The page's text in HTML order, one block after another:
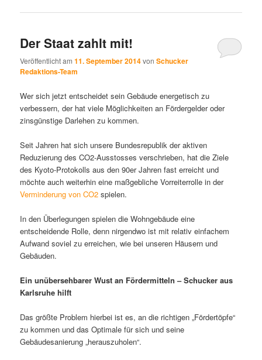
Der Staat zahlt mit!
Veröffentlicht am11. September 2014vonSchucker
Redaktions-Team
Wer sich jetzt entscheidet sein Gebäude energetisch zu
verbessern, der hat viele Möglichkeiten an Fördergelder oder
zinsgünstige Darlehen zu kommen.
Seit Jahren hat sich unsere Bundesrepublik der aktiven
Reduzierung des CO2-Ausstosses verschrieben, hat die Ziele
des Kyoto-Protokolls aus den 90er Jahren fast erreicht und
möchte auch weiterhin eine maßgebliche Vorreiterrolle in der
Verminderung von CO2 spielen.
In den Überlegungen spielen die Wohngebäude eine
entscheidende Rolle, denn nirgendwo ist mit relativ einfachem
Aufwand soviel zu erreichen, wie bei unseren Häusern und
Gebäuden.
Ein unübersehbarer Wust an Fördermitteln – Schucker aus
Karlsruhe hilft
Das größte Problem hierbei ist es, an die richtigen „Fördertöpfe“
zu kommen und das Optimale für sich und seine
Gebäudesanierung „herauszuholen“.